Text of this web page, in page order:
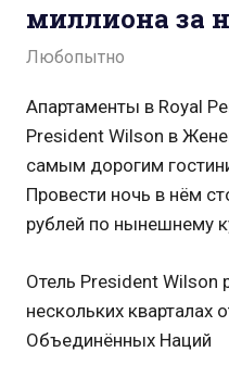
миллиона за
Любопытно
Апартаменты в Royal
President Wilson в
самым дорогим
Провести ночь в нём
рублей по нынешнему
Отель President Wilson
нескольких кварталах
Объединённых Наций